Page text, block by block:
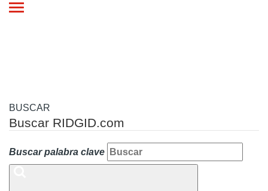
Toggle
BUSCAR
Buscar RIDGID.com
Buscar palabra clave